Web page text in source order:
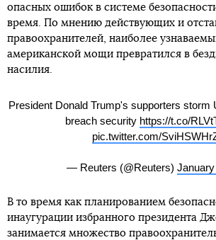
опасных ошибок в системе
время. По мнению действующих и
правоохранителей, наиболее
американской мощи превратился в
насилия.
President Donald Trump's supporters storm
breach security https://t.co/
pic.twitter.com/
— Reuters (@Reuters)
В то время как планированием
инаугурации избранного президента
занимается множество